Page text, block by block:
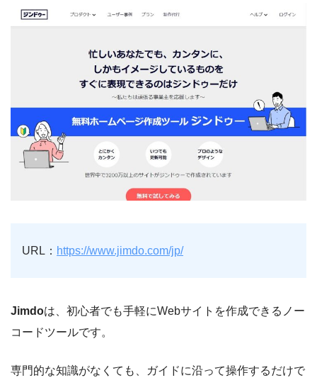
URL： https://www.jimdo.com/jp/
Jimdoは、初心者でも手軽にWebサイトを作成できるノー
コードツールです。
専門的な知識がなくても、ガイドに沿って操作するだけで